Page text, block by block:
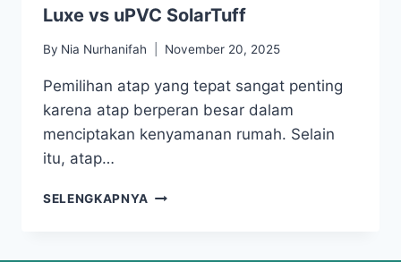
Luxe vs uPVC SolarTuff
By Nia Nurhanifah November 20, 2025
Pemilihan atap yang tepat sangat penting
karena atap berperan besar dalam
menciptakan kenyamanan rumah. Selain
itu, atap…
SELENGKAPNYA